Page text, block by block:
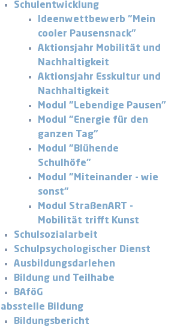
Schulentwicklung
Ideenwettbewerb "Mein
cooler Pausensnack"
Aktionsjahr Mobilität und
Nachhaltigkeit
Aktionsjahr Esskultur und
Nachhaltigkeit
Modul "Lebendige Pausen"
Modul "Energie für den
ganzen Tag"
Modul "Blühende
Schulhöfe"
Modul "Miteinander - wie
sonst"
Modul StraßenART -
Mobilität trifft Kunst
Schulsozialarbeit
Schulpsychologischer Dienst
Ausbildungsdarlehen
Bildung und Teilhabe
BAföG
Bildung
Bildungsbericht